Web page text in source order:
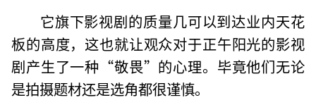
它旗下影视剧的质量几可以到达业内天花
板的高度，这也就让观众对于正午阳光的影视
剧产生了一种“敬畏”的心理。毕竟他们无论
是拍摄题材还是选角都很谨慎。